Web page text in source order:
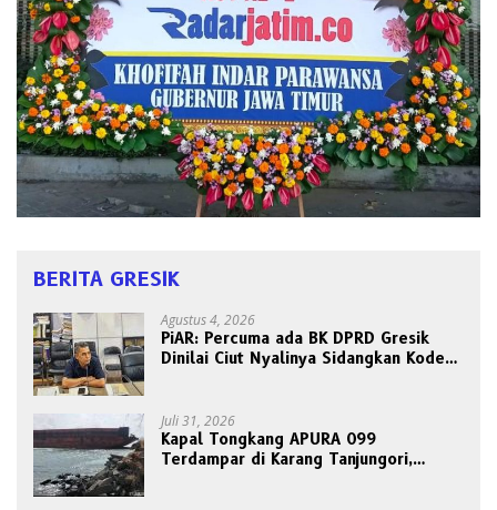
BERITA GRESIK
Agustus 4, 2026
PiAR: Percuma ada BK DPRD Gresik
Dinilai Ciut Nyalinya Sidangkan Kode
Juli 31, 2026
Kapal Tongkang APURA 099
Terdampar di Karang Tanjungori,